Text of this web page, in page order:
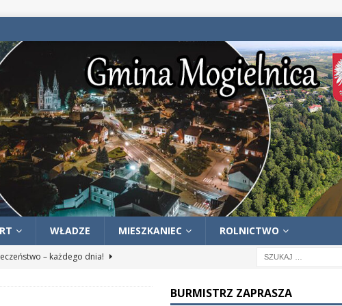
WŁADZE MIESZKANIEC ROLNICTWO
– każdego dnia!
DLA ROLNIKÓW –
BURMISTRZ ZAPRASZA